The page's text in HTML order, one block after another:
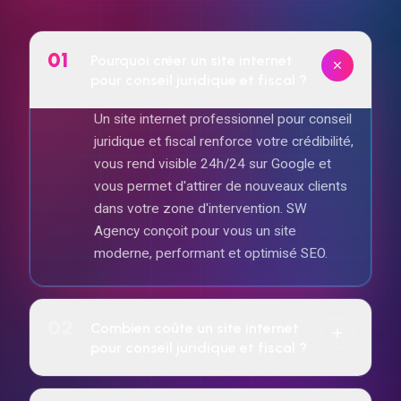
01
Un site internet professionnel pour conseil
juridique et fiscal renforce votre crédibilité,
vous rend visible 24h/24 sur Google et
vous permet d'attirer de nouveaux clients
dans votre zone d'intervention. SW
Agency conçoit pour vous un site
moderne, performant et optimisé SEO.
Le tarif dépend de la complexité du projet